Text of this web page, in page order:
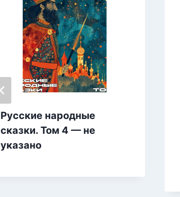
Русские народные
сказки. Том 4 — не
указано